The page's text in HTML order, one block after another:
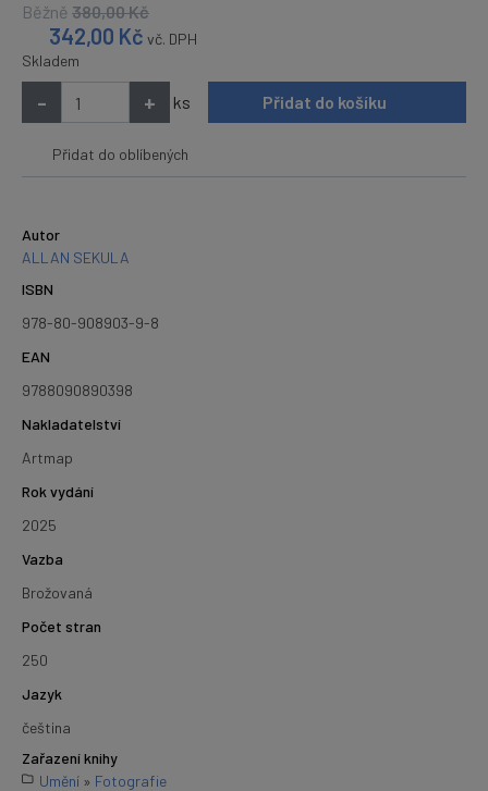
Běžně 380,00Kč
342,00 Kč vč. DPH
Skladem
- + ks Přidat do košíku
Přidat do oblíbených
Autor
ALLAN SEKULA
ISBN
978-80-908903-9-8
EAN
9788090890398
Nakladatelství
Artmap
Rok vydání
2025
Vazba
Brožovaná
Počet stran
250
Jazyk
čeština
Zařazení knihy
Umění » Fotografie